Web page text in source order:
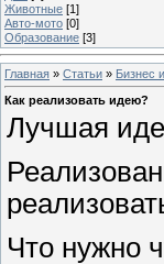
Животные [1]
Авто-мото [0]
Образование [3]
Главная » Статьи » Бизнес
Как реализовать идею?
Лучшая
Что нужно